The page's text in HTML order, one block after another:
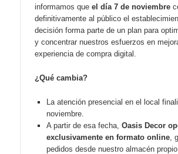
informamos queel día 7 de noviembre
definitivamente al público el
decisión forma parte de un plan para
y concentrar nuestros esfuerzos en
experiencia de compra digital.
¿Qué cambia?
La atención presencial en el local
noviembre.
A partir de esa fecha,Oasis Decor
exclusivamente en formato online ,
pedidos desde nuestro almacén propio.